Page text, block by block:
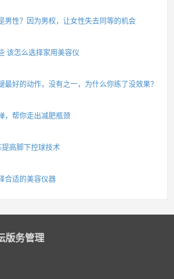
男性？因为男权，让女性失去同等的机会
该怎么选择家用美容仪
最好的动作，没有之一，为什么你练了没效果？
，帮你走出减肥瓶颈
高脚下控球技术
合适的美容仪器
版务管理